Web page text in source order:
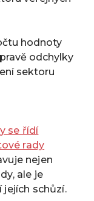
hodnoty
odchylky
sektoru
se řídí
rady
nejen
ale je
jejích schůzí.